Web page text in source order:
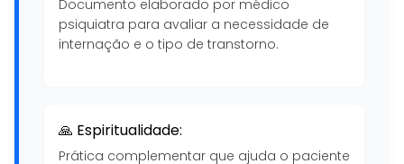
Documento elaborado por médico
psiquiatra para avaliar a necessidade de
internação e o tipo de transtorno.
🙏 Espiritualidade:
Prática complementar que ajuda o paciente